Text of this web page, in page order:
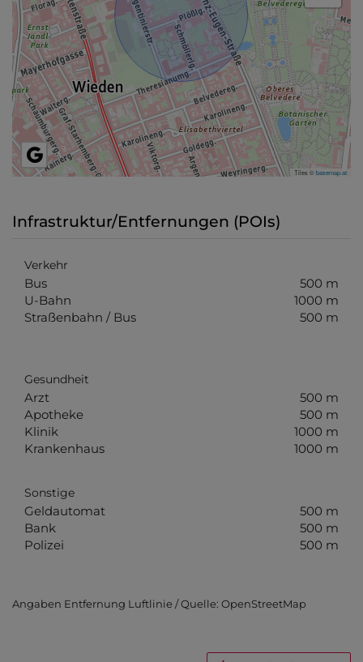
Tiles ©basemap.at
Infrastruktur/Entfernungen (POIs)
Verkehr
Bus
500 m
U-Bahn
1000 m
Straßenbahn / Bus
500 m
Gesundheit
Arzt
500 m
Apotheke
500 m
Klinik
1000 m
Krankenhaus
1000 m
Sonstige
Geldautomat
500 m
Bank
500 m
Polizei
500 m
Angaben Entfernung Luftlinie / Quelle: OpenStreetMap